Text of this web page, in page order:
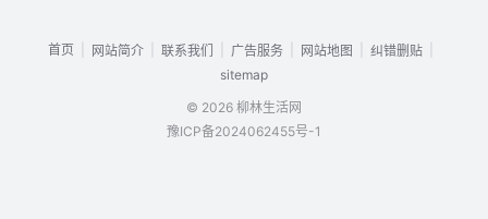
首页 网站简介 联系我们 广告服务 网站地图 纠错删贴
sitemap
© 2026 柳林生活网
豫ICP备2024062455号-1